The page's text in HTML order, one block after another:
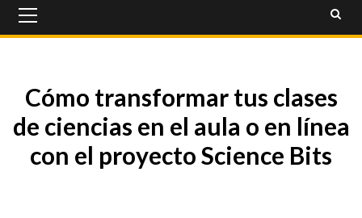
Menu
Cómo transformar tus clases
de ciencias en el aula o en línea
con el proyecto Science Bits